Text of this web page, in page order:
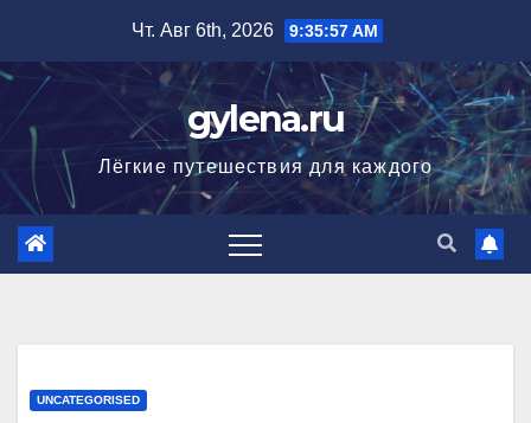
содержимому
Чт. Авг 6th, 2026 9:35:58 AM
gylena.ru
Лёгкие путешествия для каждого
UNCATEGORISED